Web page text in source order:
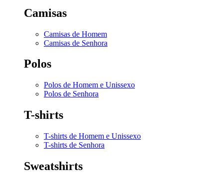
Camisas
Camisas de Homem
Camisas de Senhora
Polos
Polos de Homem e Unissexo
Polos de Senhora
T-shirts
T-shirts de Homem e Unissexo
T-shirts de Senhora
Sweatshirts